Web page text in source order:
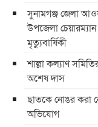
সুনামগঞ্জ জেলা
উপজেলা
মৃত্যুবার্ষিকী
শাল্লা কল্যাণ
অশেষ দাস
ছাতকে নোঙর করা
অভিযোগ